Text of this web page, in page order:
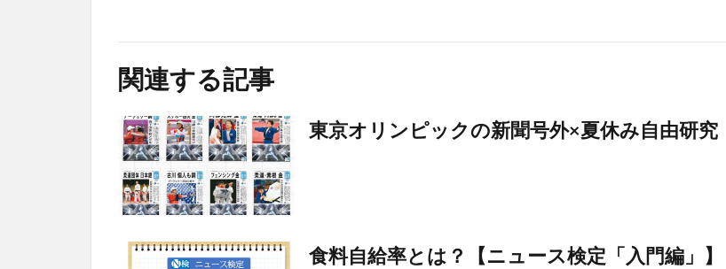
関連する記事
東京オリンピックの新聞号外×夏休み自由研究
食料自給率とは？【ニュース検定「入門編」】